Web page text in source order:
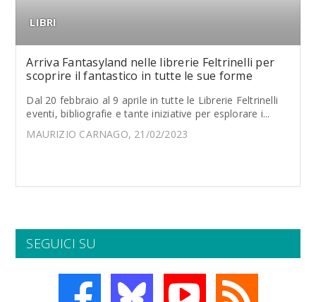
LIBRI
Arriva Fantasyland nelle librerie Feltrinelli per
scoprire il fantastico in tutte le sue forme
Dal 20 febbraio al 9 aprile in tutte le Librerie Feltrinelli
eventi, bibliografie e tante iniziative per esplorare i...
MAURIZIO CARNAGO, 21/02/2023
SEGUICI SU